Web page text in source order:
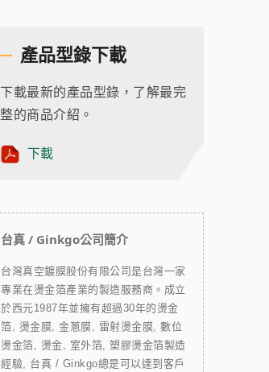
產品型錄下載
下載最新的產品型錄，了解最完
整的商品介紹。
下載
台真 / Ginkgo公司簡介
台灣真空鍍膜股份有限公司是台灣一家
專業在燙金箔產業的製造服務商。成立
於西元1987年並擁有超過30年的燙金
箔, 燙金膜, 金蔥膜, 雷射燙金膜, 數位
燙金箔, 燙金, 室外箔, 塑膠燙金箔製造
經驗, 台真 / Ginkgo總是可以達到客戶